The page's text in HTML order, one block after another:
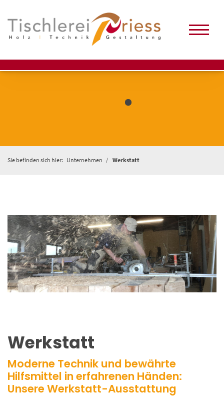
Sie befinden sich hier: Unternehmen Werkstatt
Werkstatt
Moderne Technik und bewährte
Hilfsmittel in erfahrenen Händen:
Unsere Werkstatt-Ausstattung